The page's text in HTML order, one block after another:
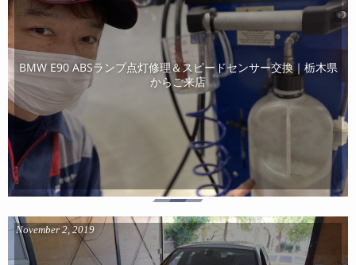
BMW E90 ABSランプ点灯修理＆スピードセンサー交換｜栃木県
からご来店
November 2 ,2019